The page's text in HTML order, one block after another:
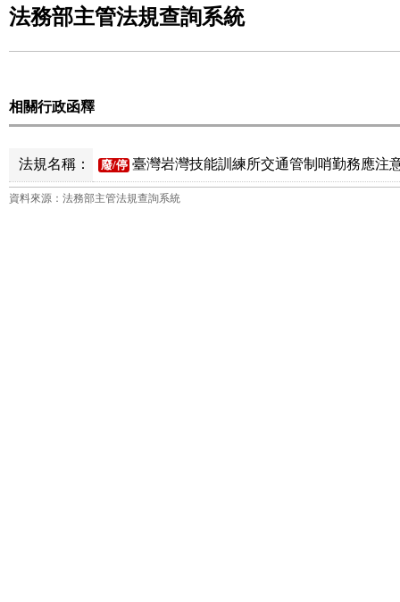
法務部主管法規查詢系統
相關行政函釋
法規名稱： 廢/停 臺灣岩灣技能訓練所交通管制哨勤務應注
資料來源：法務部主管法規查詢系統